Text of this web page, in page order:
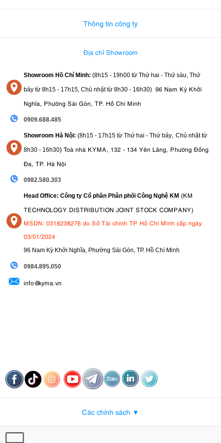
Thông tin công ty
Địa chỉ Showroom
Showroom Hồ Chí Minh: (8h15 - 19h00 từ Thứ hai - Thứ sáu, Thứ
bảy từ 8h15 - 17h15, Chủ nhật từ 8h30 - 16h30) 96 Nam Kỳ Khởi
Nghĩa, Phường Sài Gòn, TP. Hồ Chí Minh
0909.688.485
Showroom Hà Nội: (8h15 - 17h15 từ Thứ hai - Thứ bảy, Chủ nhật từ
8h30 - 16h30) Toà nhà KYMA, 132 - 134 Yên Lãng, Phường Đống
Đa, TP. Hà Nội
0982.580.303
Head Office: Công ty Cổ phần Phân phối Công Nghệ KM (KM
TECHNOLOGY DISTRIBUTION JOINT STOCK COMPANY)
MSDN: 0318238276 do Sở Tài chính TP Hồ Chí Minh cấp ngày
03/01/2024
96 Nam Kỳ Khởi Nghĩa, Phường Sài Gòn, TP. Hồ Chí Minh
0984.895.050
info@kyma.vn
Các chính sách ▼